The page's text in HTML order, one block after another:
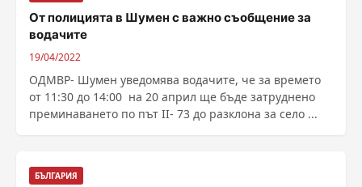
От полицията в Шумен с важно съобщение за
водачите
19/04/2022
ОДМВР- Шумен уведомява водачите, че за времето
от 11:30 до 14:00 на 20 април ще бъде затруднено
преминаването по път II- 73 до разклона за село ...
БЪЛГАРИЯ